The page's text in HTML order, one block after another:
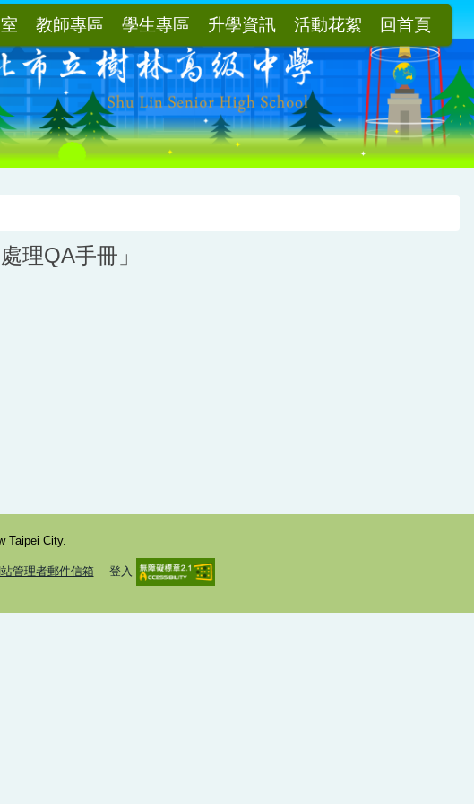
教師專區 學生專區 升學資訊 活動花絮 回首頁
理QA手冊」
Taipei City.
管理者郵件信箱 登入